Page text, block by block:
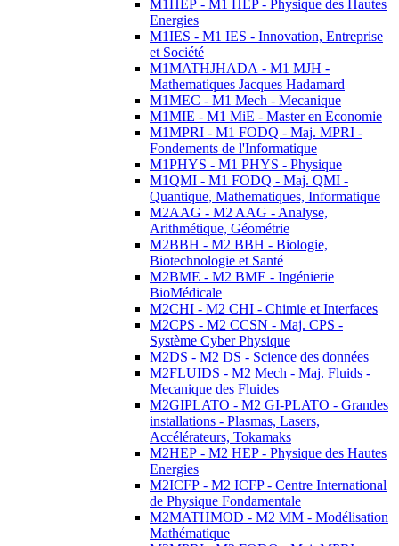
M1HEP - M1 HEP - Physique des Hautes
Energies
M1IES - M1 IES - Innovation, Entreprise
et Société
M1MATHJHADA - M1 MJH -
Mathematiques Jacques Hadamard
M1MEC - M1 Mech - Mecanique
M1MIE - M1 MiE - Master en Economie
M1MPRI - M1 FODQ - Maj. MPRI -
Fondements de l'Informatique
M1PHYS - M1 PHYS - Physique
M1QMI - M1 FODQ - Maj. QMI -
Quantique, Mathematiques, Informatique
M2AAG - M2 AAG - Analyse,
Arithmétique, Géométrie
M2BBH - M2 BBH - Biologie,
Biotechnologie et Santé
M2BME - M2 BME - Ingénierie
BioMédicale
M2CHI - M2 CHI - Chimie et Interfaces
M2CPS - M2 CCSN - Maj. CPS -
Système Cyber Physique
M2DS - M2 DS - Science des données
M2FLUIDS - M2 Mech - Maj. Fluids -
Mecanique des Fluides
M2GIPLATO - M2 GI-PLATO - Grandes
installations - Plasmas, Lasers,
Accélérateurs, Tokamaks
M2HEP - M2 HEP - Physique des Hautes
Energies
M2ICFP - M2 ICFP - Centre International
de Physique Fondamentale
M2MATHMOD - M2 MM - Modélisation
Mathématique